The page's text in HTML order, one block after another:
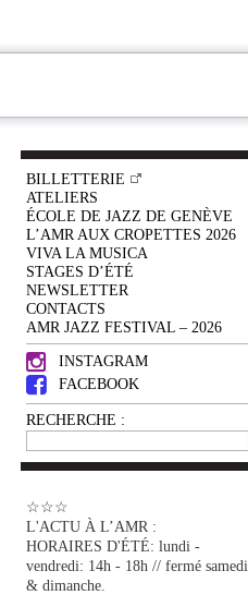
BILLETTERIE
ATELIERS
ÉCOLE DE JAZZ DE GENÈVE
L’AMR AUX CROPETTES 2026
VIVA LA MUSICA
STAGES D’ÉTÉ
NEWSLETTER
CONTACTS
AMR JAZZ FESTIVAL – 2026
INSTAGRAM
FACEBOOK
RECHERCHE :
☆☆☆
L'ACTU À L’AMR :
HORAIRES D'ÉTÉ: lundi -
vendredi: 14h - 18h // fermé samedi
& dimanche.